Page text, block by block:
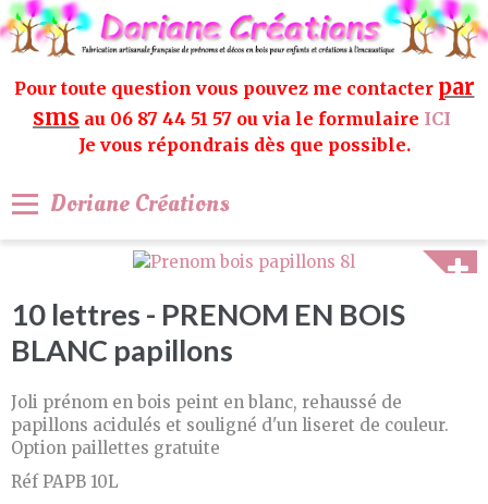
Pour toute question vous pouvez me contacter par
sms au 06 87 44 51 57 ou via le formulaire ICI
Je vous répondrais dès que possible.
Doriane Créations
10 lettres - PRENOM EN BOIS
BLANC papillons
Joli prénom en bois peint en blanc, rehaussé de
papillons acidulés et souligné d'un liseret de couleur.
Option paillettes gratuite
Réf PAPB 10L